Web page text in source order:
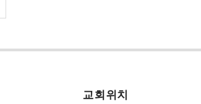
교회위치